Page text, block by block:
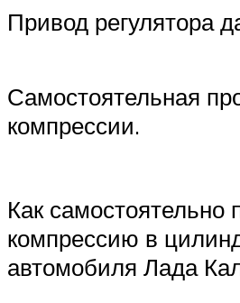
Привод регулятора
Самостоятельная
компрессии.
Как самостоятельно
компрессию в
автомобиля Лада